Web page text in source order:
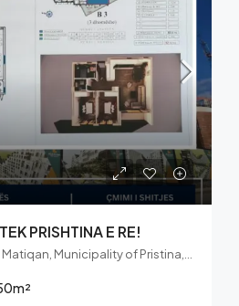
PRISHTINA E RE!
Malush Kosova, Mati 1, Matiqan, Municipality of Pristina, District of Prishtina, 10060, Kosovo
m²